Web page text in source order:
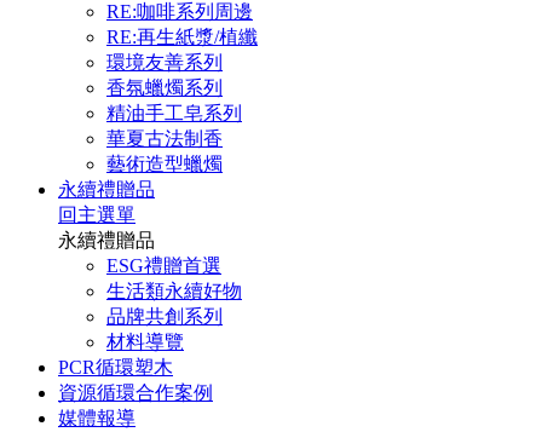
RE:咖啡系列周邊
RE:再生紙漿/植纖
環境友善系列
香氛蠟燭系列
精油手工皂系列
華夏古法制香
藝術造型蠟燭
永續禮贈品
回主選單
永續禮贈品
ESG禮贈首選
生活類永續好物
品牌共創系列
材料導覽
PCR循環塑木
資源循環合作案例
媒體報導